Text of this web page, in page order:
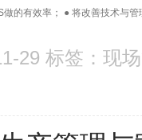
做的有效率； ● 将改善技术与
29 标签：现